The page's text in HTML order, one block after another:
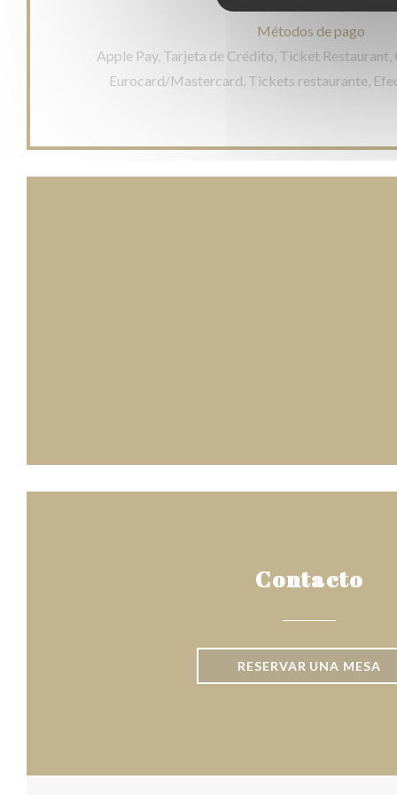
Métodos de pago
Apple Pay, Tarjeta de Crédito, Ticket Restaurant,
Eurocard/Mastercard, Tickets restaurante,
Contacto
RESERVAR UNA MESA